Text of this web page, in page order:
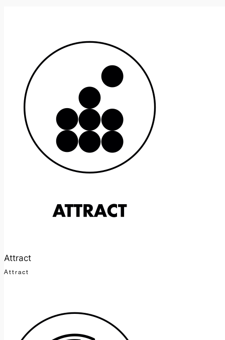
Attract
Attract